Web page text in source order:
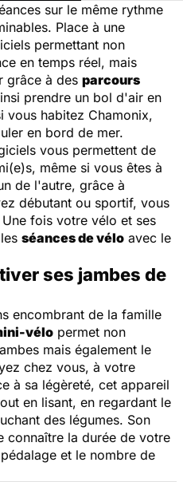
sur le même rythme
Place à une
permettant non
en temps réel, mais
grâce à des parcours
prendre un bol d'air en
vous habitez Chamonix,
en bord de mer.
vous permettent de
même si vous êtes à
de l'autre, grâce à
débutant ou sportif, vous
fois votre vélo et ses
séances de vélo avec le
ses jambes de
encombrant de la famille
vélo permet non
mais également le
chez vous, à votre
à sa légèreté, cet appareil
en lisant, en regardant le
des légumes. Son
connaître la durée de votre
et le nombre de